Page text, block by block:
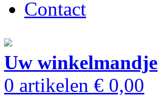
Contact
Uw winkelmandje
0 artikelen € 0,00